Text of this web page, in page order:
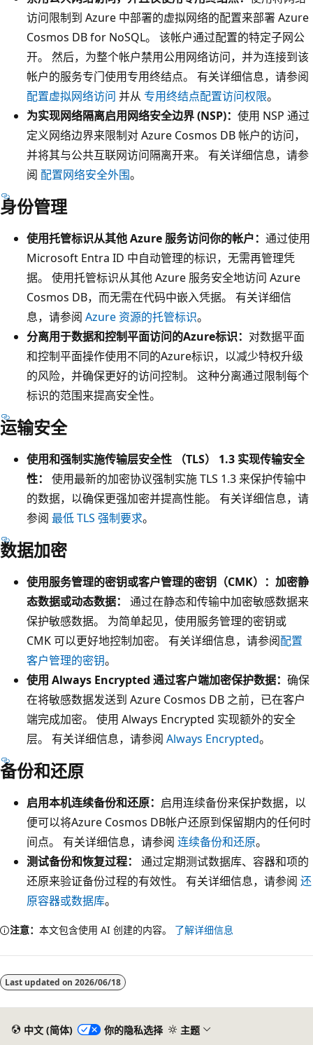
访问限制到 Azure 中部署的虚拟网络的配置来部署 Azure
Cosmos DB for NoSQL。 该帐户通过配置的特定子网公
开。 然后，为整个帐户禁用公用网络访问，并为连接到该
帐户的服务专门使用专用终结点。 有关详细信息，请参阅
配置虚拟网络访问 并从 专用终结点配置访问权限。
为实现网络隔离启用网络安全边界 (NSP)： 使用 NSP 通过
定义网络边界来限制对 Azure Cosmos DB 帐户的访问，
并将其与公共互联网访问隔离开来。 有关详细信息，请参
阅 配置网络安全外围。
身份管理
使用托管标识从其他 Azure 服务访问你的帐户： 通过使用
Microsoft Entra ID 中自动管理的标识，无需再管理凭
据。 使用托管标识从其他 Azure 服务安全地访问 Azure
Cosmos DB，而无需在代码中嵌入凭据。 有关详细信
息，请参阅 Azure 资源的托管标识。
分离用于数据和控制平面访问的Azure标识： 对数据平面
和控制平面操作使用不同的Azure标识，以减少特权升级
的风险，并确保更好的访问控制。 这种分离通过限制每个
标识的范围来提高安全性。
运输安全
使用和强制实施传输层安全性 （TLS） 1.3 实现传输安全
性：
使用最新的加密协议强制实施 TLS 1.3 来保护传输中
的数据，以确保更强加密并提高性能。 有关详细信息，请
参阅 最低 TLS 强制要求。
数据加密
使用服务管理的密钥或客户管理的密钥（CMK）：加密静
态数据或动态数据：
通过在静态和传输中加密敏感数据来
保护敏感数据。 为简单起见，使用服务管理的密钥或
CMK 可以更好地控制加密。 有关详细信息，请参阅配置
客户管理的密钥。
使用 Always Encrypted 通过客户端加密保护数据： 确保
在将敏感数据发送到 Azure Cosmos DB 之前，已在客户
端完成加密。 使用 Always Encrypted 实现额外的安全
层。 有关详细信息，请参阅 Always Encrypted。
备份和还原
启用本机连续备份和还原： 启用连续备份来保护数据，以
便可以将Azure Cosmos DB帐户还原到保留期内的任何时
间点。 有关详细信息，请参阅 连续备份和还原。
测试备份和恢复过程：
通过定期测试数据库、容器和项的
还原来验证备份过程的有效性。 有关详细信息，请参阅 还
原容器或数据库。
注意： 本文包含使用 AI 创建的内容。 了解详细信息
模
式
Last updated on 2026/06/18
中文 (简体) 你的隐私选择 主题